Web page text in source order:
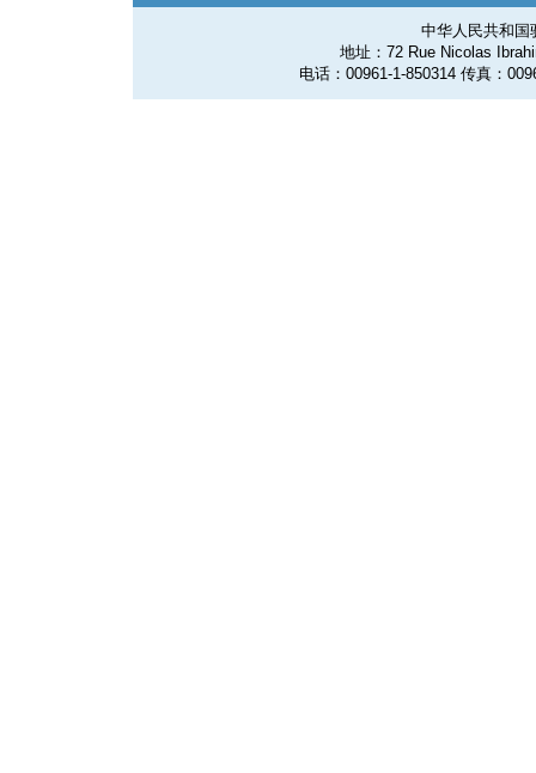
中华人民共和国
地址：72 Rue Nicolas
电话：00961-1-850314 传真：